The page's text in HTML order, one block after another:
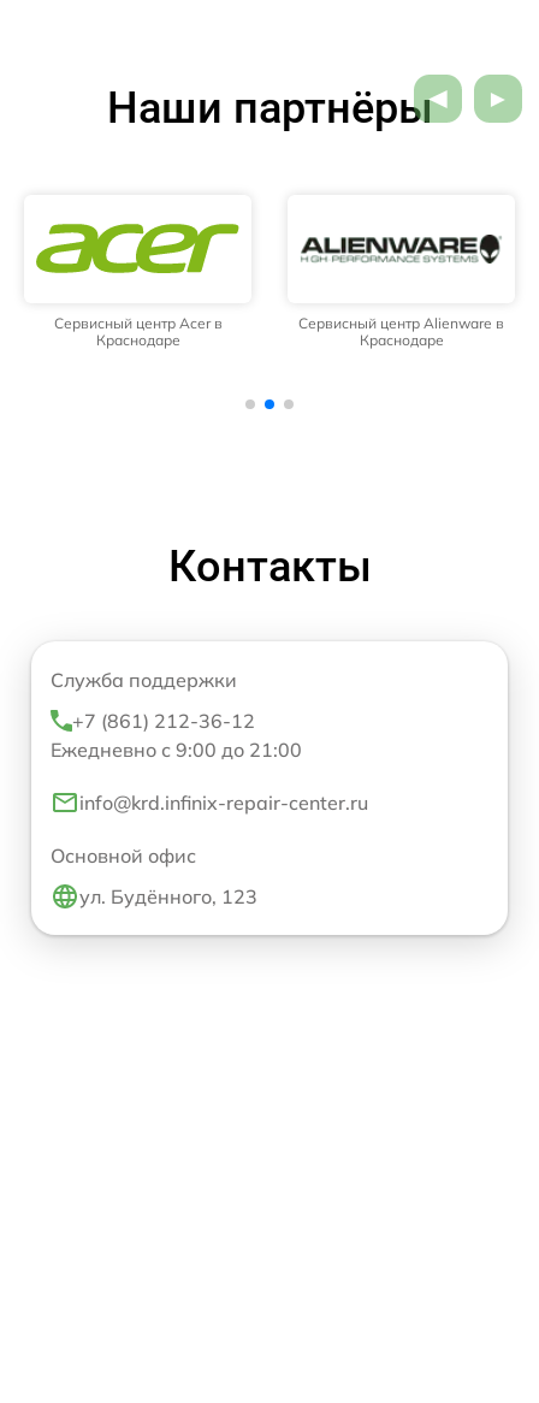
Наши партнёры
Сервисный центр Acer в
Краснодаре
Сервисный центр Alienware в
Краснодаре
Контакты
Служба поддержки
+7 (861) 212-36-12
Ежедневно с 9:00 до 21:00
info@krd.infinix-repair-center.ru
Основной офис
ул. Будённого, 123